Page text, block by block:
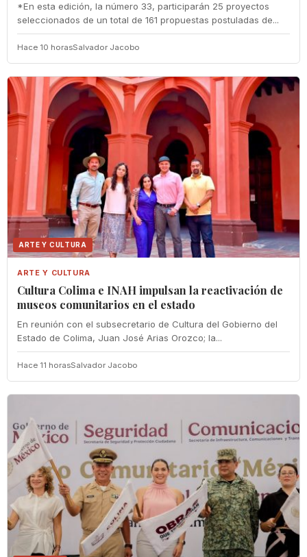
*En esta edición, la número 33, participarán 25 proyectos
seleccionados de un total de 161 propuestas postuladas de...
Hace 10 horasSalvador Jacobo
ARTE Y CULTURA
ARTE Y CULTURA
Cultura Colima e INAH impulsan la reactivación de
museos comunitarios en el estado
En reunión con el subsecretario de Cultura del Gobierno del
Estado de Colima, Juan José Arias Orozco; la...
Hace 11 horasSalvador Jacobo